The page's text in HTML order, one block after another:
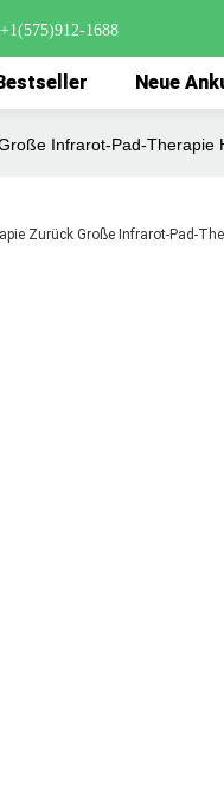
+1(575)912-1688
Neue
Infrarot-Pad-Therapie